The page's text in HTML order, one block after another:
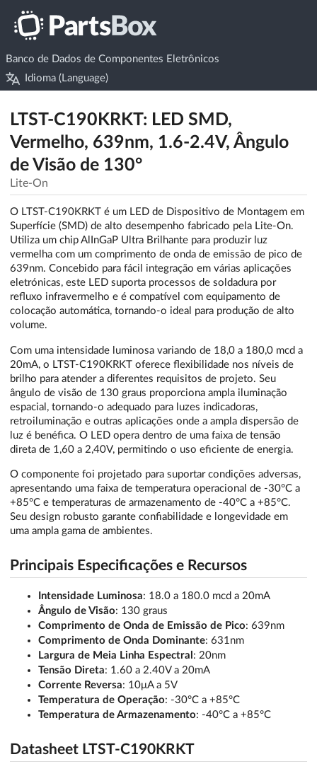
Banco de Dados de Componentes Eletrônicos
Idioma (Language)
LTST-C190KRKT: LED SMD,
Vermelho, 639nm, 1.6-2.4V, Ângulo
de Visão de 130°
Lite-On
O LTST-C190KRKT é um LED de Dispositivo de Montagem em
Superfície (SMD) de alto desempenho fabricado pela Lite-On.
Utiliza um chip AlInGaP Ultra Brilhante para produzir luz
vermelha com um comprimento de onda de emissão de pico de
639nm. Concebido para fácil integração em várias aplicações
eletrónicas, este LED suporta processos de soldadura por
refluxo infravermelho e é compatível com equipamento de
colocação automática, tornando-o ideal para produção de alto
volume.
Com uma intensidade luminosa variando de 18,0 a 180,0 mcd a
20mA, o LTST-C190KRKT oferece flexibilidade nos níveis de
brilho para atender a diferentes requisitos de projeto. Seu
ângulo de visão de 130 graus proporciona ampla iluminação
espacial, tornando-o adequado para luzes indicadoras,
retroiluminação e outras aplicações onde a ampla dispersão de
luz é benéfica. O LED opera dentro de uma faixa de tensão
direta de 1,60 a 2,40V, permitindo o uso eficiente de energia.
O componente foi projetado para suportar condições adversas,
apresentando uma faixa de temperatura operacional de -30°C a
+85°C e temperaturas de armazenamento de -40°C a +85°C.
Seu design robusto garante confiabilidade e longevidade em
uma ampla gama de ambientes.
Principais Especificações e Recursos
Intensidade Luminosa: 18.0 a 180.0 mcd a 20mA
Ângulo de Visão: 130 graus
Comprimento de Onda de Emissão de Pico: 639nm
Comprimento de Onda Dominante: 631nm
Largura de Meia Linha Espectral : 20nm
Tensão Direta: 1.60 a 2.40V a 20mA
Corrente Reversa: 10μA a 5V
Temperatura de Operação: -30°C a +85°C
Temperatura de Armazenamento: -40°C a +85°C
Datasheet LTST-C190KRKT